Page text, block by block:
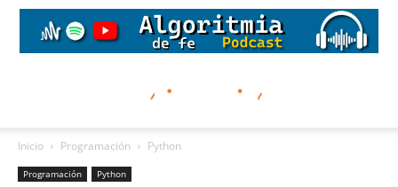
Inicio Programación Python
Programación Python